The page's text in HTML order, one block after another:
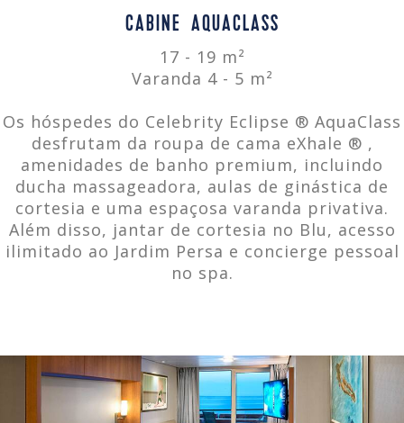
CABINE AQUACLASS
17 - 19 m²
Varanda 4 - 5 m²
Os hóspedes do Celebrity Eclipse ® AquaClass
desfrutam da roupa de cama eXhale ® ,
amenidades de banho premium, incluindo
ducha massageadora, aulas de ginástica de
cortesia e uma espaçosa varanda privativa.
Além disso, jantar de cortesia no Blu, acesso
ilimitado ao Jardim Persa e concierge pessoal
no spa.